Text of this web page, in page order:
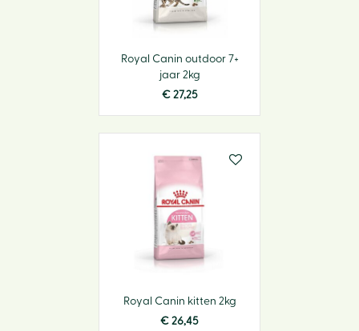
Royal Canin outdoor 7+
jaar 2kg
€ 27,25
Royal Canin kitten 2kg
€ 26,45